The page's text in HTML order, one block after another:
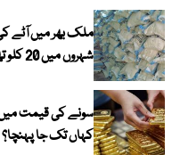
ملک بھر میں آٹے
شہروں میں 20 کلو تھیلا 100 روپے تک مہنگا
سونے کی قیمت میں
کہاں تک جا پہنچا؟